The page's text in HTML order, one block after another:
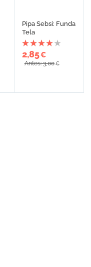
Pipa Sebsi: Funda
Tela
2,85€
Antes: 3,00€